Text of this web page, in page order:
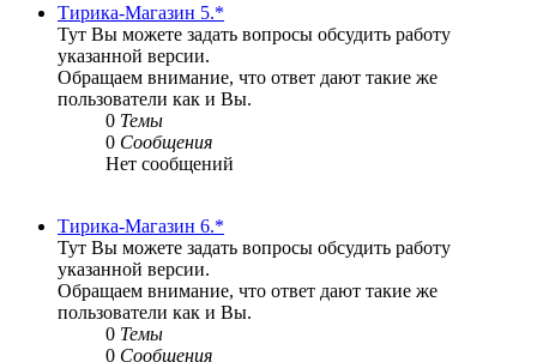
Тирика-Магазин 5.*
Тут Вы можете задать вопросы обсудить работу
указанной версии.
Обращаем внимание, что ответ дают такие же
пользователи как и Вы.
0 Темы
0 Сообщения
Нет сообщений
Тирика-Магазин 6.*
Тут Вы можете задать вопросы обсудить работу
указанной версии.
Обращаем внимание, что ответ дают такие же
пользователи как и Вы.
0 Темы
0 Сообщения